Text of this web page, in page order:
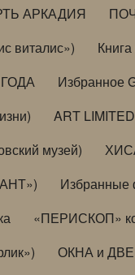
АРКАДИЯ
виталис»)
Избранное
ART LIMITED
музей)
Избранные
«ПЕРИСКОП»
ОКНА и